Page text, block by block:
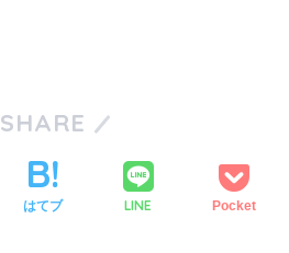
SHARE
はてブ LINE Pocket